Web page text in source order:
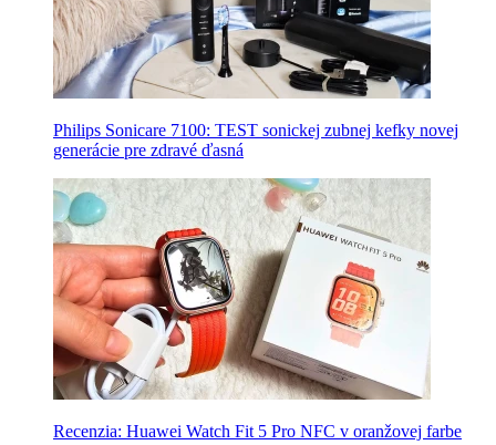
Philips Sonicare 7100: TEST sonickej zubnej kefky novej
generácie pre zdravé ďasná
Recenzia: Huawei Watch Fit 5 Pro NFC v oranžovej farbe